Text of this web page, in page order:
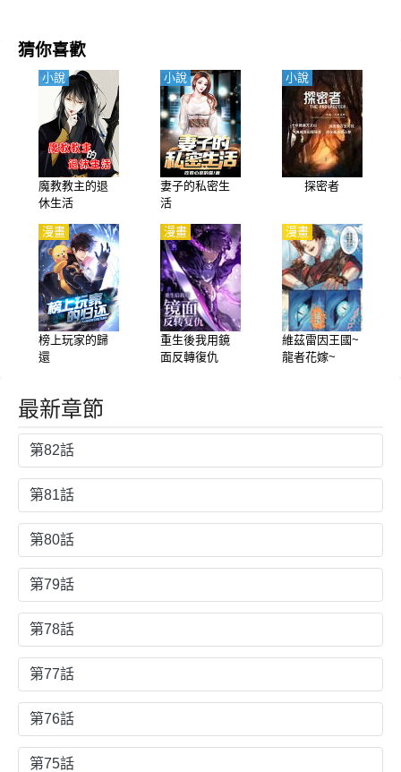
猜你喜歡
魔教教主的退
休生活
小說
妻子的私密生
活
小說
探密者
小說
榜上玩家的歸
還
漫畫
重生後我用鏡
面反轉復仇
漫畫
維茲雷因王國~
龍者花嫁~
漫畫
最新章節
第82話
第81話
第80話
第79話
第78話
第77話
第76話
第75話